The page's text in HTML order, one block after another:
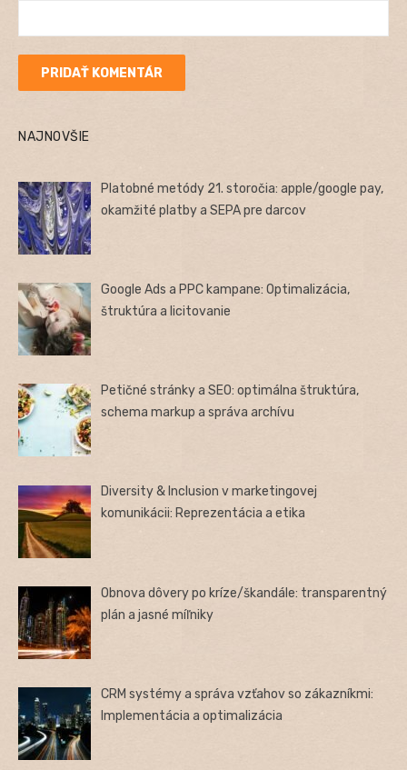
NAJNOVŠIE
Platobné metódy 21. storočia: apple/google pay,
okamžité platby a SEPA pre darcov
Google Ads a PPC kampane: Optimalizácia,
štruktúra a licitovanie
Petičné stránky a SEO: optimálna štruktúra,
schema markup a správa archívu
Diversity & Inclusion v marketingovej
komunikácii: Reprezentácia a etika
Obnova dôvery po kríze/škandále: transparentný
plán a jasné míľniky
CRM systémy a správa vzťahov so zákazníkmi:
Implementácia a optimalizácia